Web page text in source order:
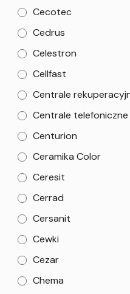
Cecotec
Cedrus
Celestron
Cellfast
Centrale
Centrale telefoniczne
Centurion
Ceramika Color
Ceresit
Cerrad
Cersanit
Cewki
Cezar
Chema